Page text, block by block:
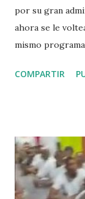
por su gran
ahora se le
mismo
COMPARTIR